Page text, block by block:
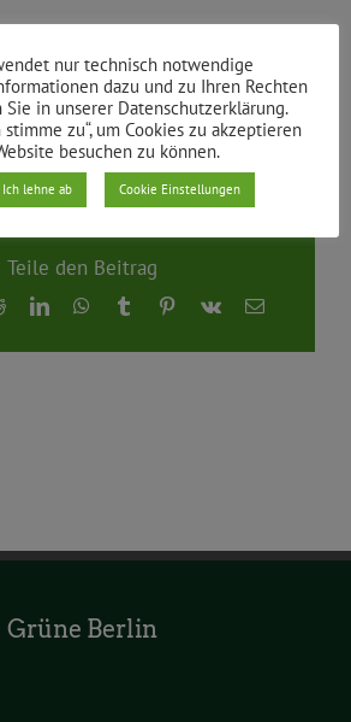
6
Teile den Beitrag
RedditLinkedInWhatsApp
TumblrPinterest
Vk
E-
Grüne Berlin
nur technisch notwendige
dazu und zu Ihren Rechten
in unserer Datenschutzerklärung.
zu“, um Cookies zu akzeptieren
besuchen zu können.
Ich lehne ab Cookie Einstellungen